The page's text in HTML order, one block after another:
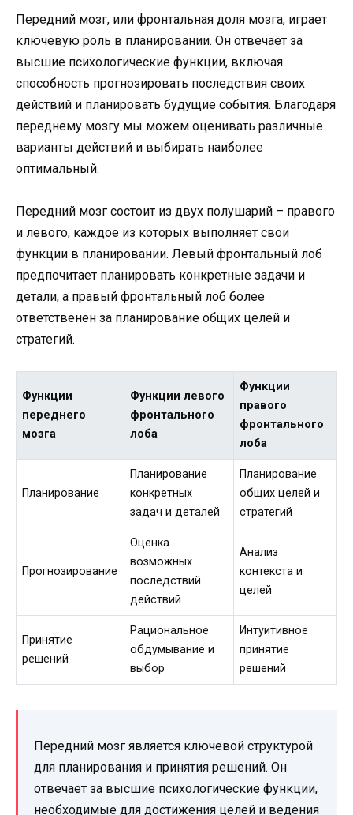
Передний мозг, или фронтальная доля мозга, играет
ключевую роль в планировании. Он отвечает за
высшие психологические функции, включая
способность прогнозировать последствия своих
действий и планировать будущие события. Благодаря
переднему мозгу мы можем оценивать различные
варианты действий и выбирать наиболее
оптимальный.
Передний мозг состоит из двух полушарий – правого
и левого, каждое из которых выполняет свои
функции в планировании. Левый фронтальный лоб
предпочитает планировать конкретные задачи и
детали, а правый фронтальный лоб более
ответственен за планирование общих целей и
стратегий.
Функции
переднего
мозга
Функции левого
фронтального
лоба
Функции
правого
фронтального
лоба
Планирование
Планирование
конкретных
задач и деталей
Планирование
общих целей и
стратегий
Прогнозирование
Оценка
возможных
последствий
действий
Анализ
контекста и
целей
Принятие
решений
Рациональное
обдумывание и
выбор
Интуитивное
принятие
решений
Передний мозг является ключевой структурой
для планирования и принятия решений. Он
отвечает за высшие психологические функции,
необходимые для достижения целей и ведения